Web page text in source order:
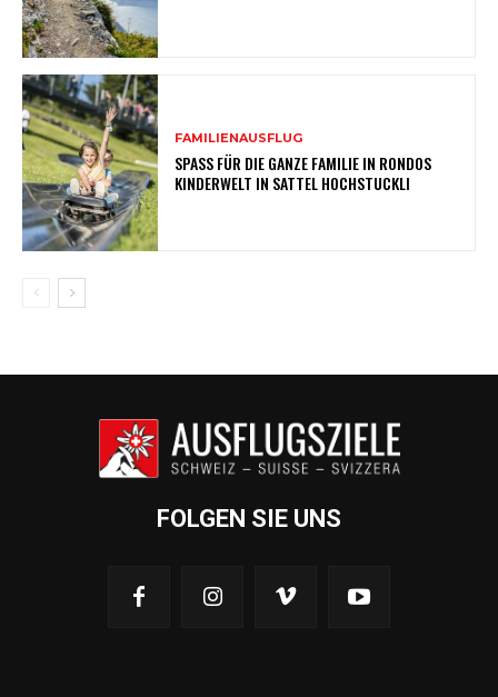
FAMILIENAUSFLUG
SPASS FÜR DIE GANZE FAMILIE IN RONDOS
KINDERWELT IN SATTEL HOCHSTUCKLI
FOLGEN SIE UNS